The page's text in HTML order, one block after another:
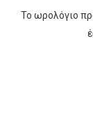
Το ωρολόγιο